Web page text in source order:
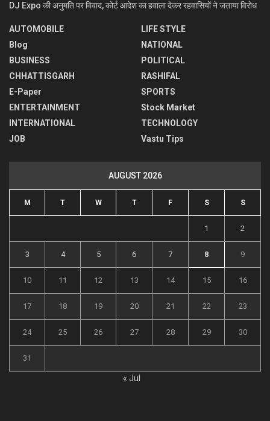
DJ Expo की अनुमति पर विवाद, कोर्ट आदेश का हवाला देकर रहवासियों ने जताया विरोध
AUTOMOBILE
Blog
BUSINESS
CHHATTISGARH
E-Paper
ENTERTAINMENT
INTERNATIONAL
JOB
LIFE STYLE
NATIONAL
POLITICAL
RASHIFAL
SPORTS
Stock Market
TECHNOLOGY
Vastu Tips
AUGUST 2026
M T W T F S S
1 2
3 4 5 6 7 8 9
10 11 12 13 14 15 16
17 18 19 20 21 22 23
24 25 26 27 28 29 30
31
« Jul